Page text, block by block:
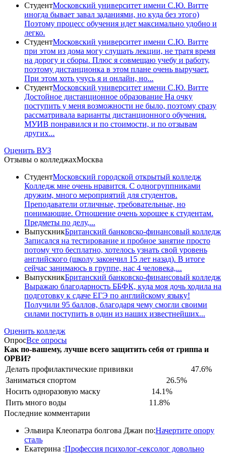
СтудентМосковский университет имени С.Ю. Витте
иногда бывает завал заданиями, но куда без этого)
Поэтому процесс обучения идет максимально удобно и
легко.
СтудентМосковский университет имени С.Ю. Витте
при этом из дома могу слушать лекции, не тратя время
на дорогу и сборы. Плюс я совмещаю учебу и работу,
поэтому дистанционка в этом плане очень выручает.
При этом хоть учусь я и онлайн, но...
СтудентМосковский университет имени С.Ю. Витте
Достойное дистанционное образование На очку
поступить у меня возможности не было, поэтому сразу
рассматривала варианты дистанционного обучения.
МУИВ понравился и по стоимости, и по отзывам
других...
Оценить ВУЗ
Отзывы о колледжахМосква
СтудентМосковский городской открытый колледж
Колледж мне очень нравится. С одногруппниками
дружим, много мероприятий для студентов.
Преподаватели отличные, требовательные, но
понимающие. Отношение очень хорошее к студентам.
Предметы по делу,...
ВыпускникБританский банковско-финансовый колледж
Записался на тестирование и пробное занятие просто
потому что бесплатно, хотелось узнать свой уровень
английского (школу закончил 15 лет назад). В итоге
сейчас занимаюсь в группе, нас 4 человека,...
ВыпускникБританский банковско-финансовый колледж
Выражаю благодарность ББФК, куда моя дочь ходила на
подготовку к сдаче ЕГЭ по английскому языку!
Получили 95 баллов, благодаря чему смогли своими
силами поступить в один из наших известнейших...
Оценить колледж
ОпросВсе опросы
Как по-вашему, лучше всего защитить себя от гриппа и
ОРВИ?
Делать профилактические прививки
47.6%
Заниматься спортом
26.5%
Носить одноразовую маску
14.1%
Пить много воды
11.8%
Последние комментарии
Эльвира Клеопатра болгова Джан по:Начертите опору
сталь
Екатерина :Профессия психолог-сексолог довольно